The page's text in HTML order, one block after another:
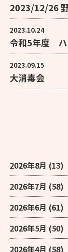
2023/12/26
2023.10.24
令和5年度 ハ
2023.09.15
大消毒会
2026年8月 (13)
2026年7月 (58)
2026年6月 (61)
2026年5月 (50)
2026年4月 (58)